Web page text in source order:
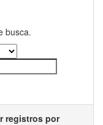
busca.
registros por